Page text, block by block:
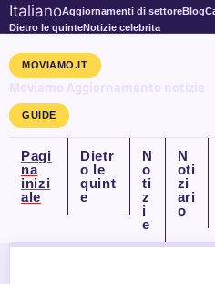
ItalianoAggiornamenti di settoreBlog
Dietro le quinteNotizie celebrita
MOVIAMO.IT
Moviamo Aggiornamento notizie
GUIDE
Pagi
na
inizi
ale
Dietr
o le
quint
e
N
o
ti
z
i
e
N
oti
zi
ari
o